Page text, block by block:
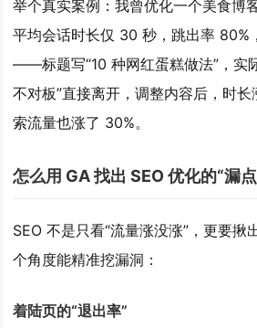
举个真实案例：我曾优化一个美食博
平均会话时长仅 30 秒，跳出率 80%
——标题写“10 种网红蛋糕做法”，实
不对板”直接离开，调整内容后，时
索流量也涨了 30%。
怎么用 GA 找出 SEO 优化的“漏点
SEO 不是只看“流量涨没涨”，更要揪
个角度能精准挖漏洞：
着陆页的“退出率”